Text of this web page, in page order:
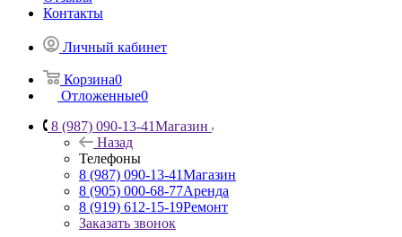
Контакты
Личный кабинет
Корзина0
Отложенные0
8 (987) 090-13-41Магазин
Назад
Телефоны
8 (987) 090-13-41Магазин
8 (905) 000-68-77Аренда
8 (919) 612-15-19Ремонт
Заказать звонок